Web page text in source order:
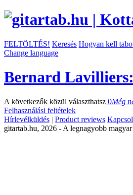
FELTÖLTÉS! Keresés Hogyan kell
Change language
Bernard Lavilliers:
A következők közül választhatsz 0Még
Felhasználási feltételek
Hírlevélküldés | Product reviews
gitartab.hu, 2026 - A legnagyobb